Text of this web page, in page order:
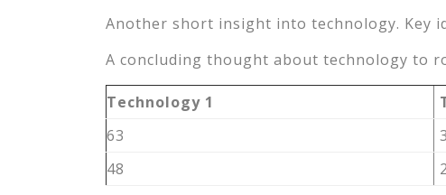
Another short insight into technology. Key
A concluding thought about technology to
Technology 1
63
48